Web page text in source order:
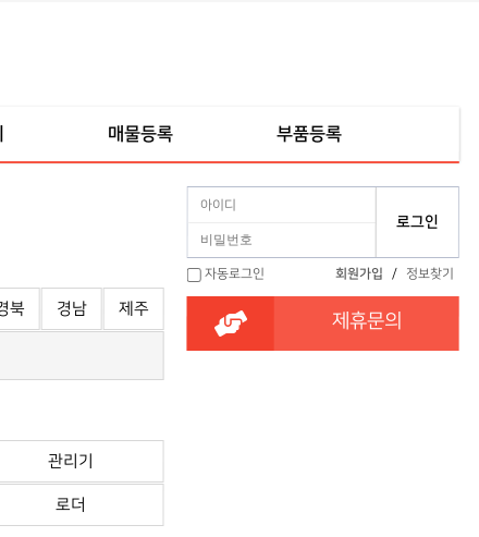
매물등록 부품등록
북 경남 제주
관리기
로더
자동로그인 회원가입 / 정보찾기
제휴문의